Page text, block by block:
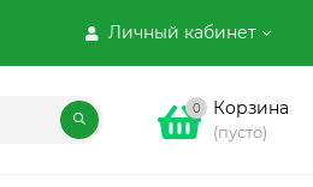
Личный кабинет
0 Корзина
(пусто)